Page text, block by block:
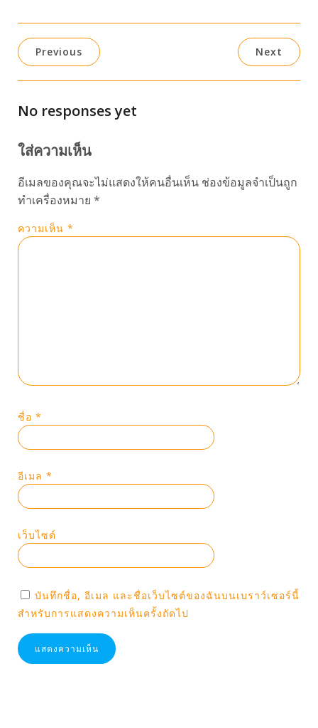
Previous Next
No responses yet
ใส่ความเห็น
อีเมลของคุณจะไม่แสดงให้คนอื่นเห็น ช่องข้อมูลจำเป็นถูก
ทำเครื่องหมาย *
ความเห็น *
ชื่อ *
อีเมล *
เว็บไซต์
บันทึกชื่อ, อีเมล และชื่อเว็บไซต์ของฉันบนเบราว์เซอร์นี้
สำหรับการแสดงความเห็นครั้งถัดไป